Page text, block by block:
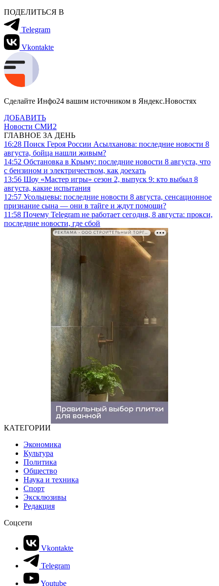
ПОДЕЛИТЬСЯ В
Telegram
Vkontakte
Сделайте Инфо24 вашим источником в Яндекс.Новостях
ДОБАВИТЬ
Новости СМИ2
ГЛАВНОЕ ЗА ДЕНЬ
16:28 Поиск Героя России Асылханова: последние новости 8
августа, бойца нашли живым?
14:52 Обстановка в Крыму: последние новости 8 августа, что
с бензином и электричеством, как доехать
13:56 Шоу «Мастер игры» сезон 2, выпуск 9: кто выбыл 8
августа, какие испытания
12:57 Усольцевы: последние новости 8 августа, сенсационное
признание сына — они в тайге и ждут помощи?
11:58 Почему Telegram не работает сегодня, 8 августа: прокси,
последние новости, где сбой
РЕКЛАМА • ООО СТРОИТЕЛЬНЫЙ ТОРГОВЫЙ ДОМ «ПЕТРОВИЧ». ИНН: 7802348846
КАТЕГОРИИ
Экономика
Культура
Политика
Общество
Наука и техника
Спорт
Эксклюзивы
Редакция
Соцсети
Vkontakte
Telegram
Youtube